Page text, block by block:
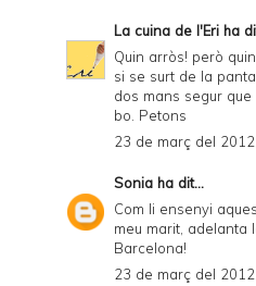
La cuina de l'Eri ha
Quin arròs! però
si se surt de la
dos mans segur
bo. Petons
23 de març del
Sonia ha dit...
Com li ensenyi
meu marit, adelanta
Barcelona!
23 de març del